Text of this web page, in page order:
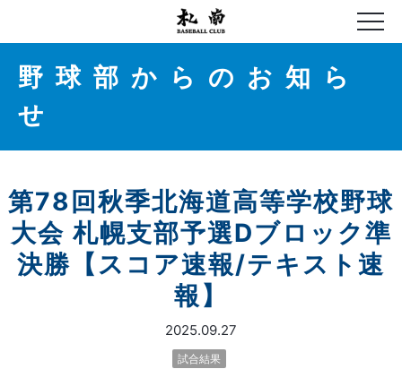
野球部からのお知ら
せ
第78回秋季北海道高等学校野球
大会 札幌支部予選Dブロック準
決勝【スコア速報/テキスト速
報】
2025.09.27
試合結果